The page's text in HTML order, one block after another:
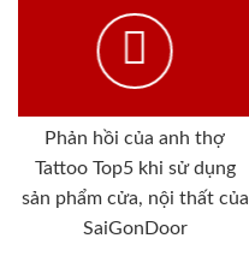
Phản hồi của anh thợ
Tattoo Top5 khi sử dụng
sản phẩm cửa, nội thất của
SaiGonDoor